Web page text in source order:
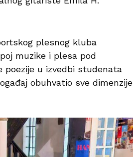
plesnog kluba
muzike i plesa pod
poezije u izvedbi studenata
obuhvatio sve dimenzije